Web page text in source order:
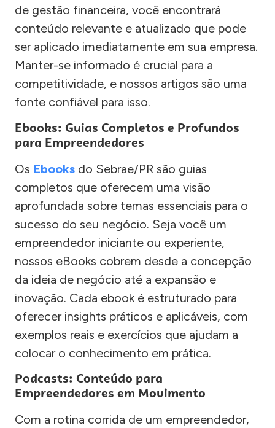
de gestão financeira, você encontrará
conteúdo relevante e atualizado que pode
ser aplicado imediatamente em sua empresa.
Manter-se informado é crucial para a
competitividade, e nossos artigos são uma
fonte confiável para isso.
Ebooks: Guias Completos e Profundos
para Empreendedores
Os Ebooks do Sebrae/PR são guias
completos que oferecem uma visão
aprofundada sobre temas essenciais para o
sucesso do seu negócio. Seja você um
empreendedor iniciante ou experiente,
nossos eBooks cobrem desde a concepção
da ideia de negócio até a expansão e
inovação. Cada ebook é estruturado para
oferecer insights práticos e aplicáveis, com
exemplos reais e exercícios que ajudam a
colocar o conhecimento em prática.
Podcasts: Conteúdo para
Empreendedores em Movimento
Com a rotina corrida de um empreendedor,